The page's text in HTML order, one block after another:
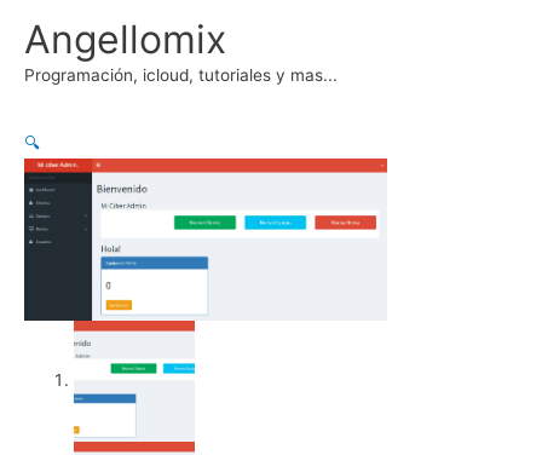
contenido
Angellomix
Programación, icloud, tutoriales y mas...
🔍